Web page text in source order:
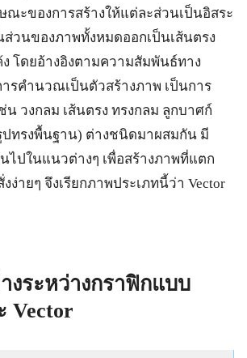
ณะของการสร้างให้แต่ละส่วนเป็นอิสระ
วนของภาพทั้งหมดออกเป็นเส้นตรง
โดยอ้างอิงตามความสัมพันธ์ทาง
รคำนวณเป็นตัวสร้างภาพ เป็นการ
น วงกลม เส้นตรง ทรงกลม ลูกบาศก์
ปทรงพื้นฐาน) ต่างชนิดมาผสมกัน มี
ไปในแนวต่างๆ เพื่อสร้างภาพที่แตก
ง่ายๆ จึงเรียกภาพประเภทนี้ว่า Vector
งระหว่างกราฟิกแบบ
Vector